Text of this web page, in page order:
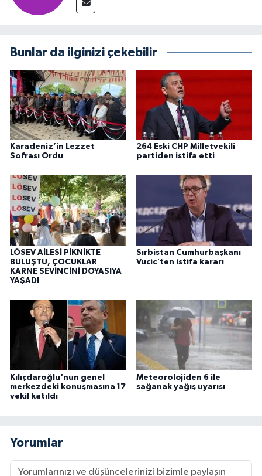
Bunlar da ilginizi çekebilir
Karadeniz’in Lezzet
Sofrası Ordu
264 Eski CHP Milletvekili
partiden istifa etti
LÖSEV AİLESİ PİKNİKTE
BULUŞTU, ÇOCUKLAR
KARNE SEVİNCİNİ DOYASIYA
YAŞADI
Sırbistan Cumhurbaşkanı
Vucic'ten istifa kararı
Kılıçdaroğlu'nun genel
merkezdeki konuşmasına 17
vekil katıldı
Meteorolojiden 6 ile
sağanak yağış uyarısı
Yorumlar